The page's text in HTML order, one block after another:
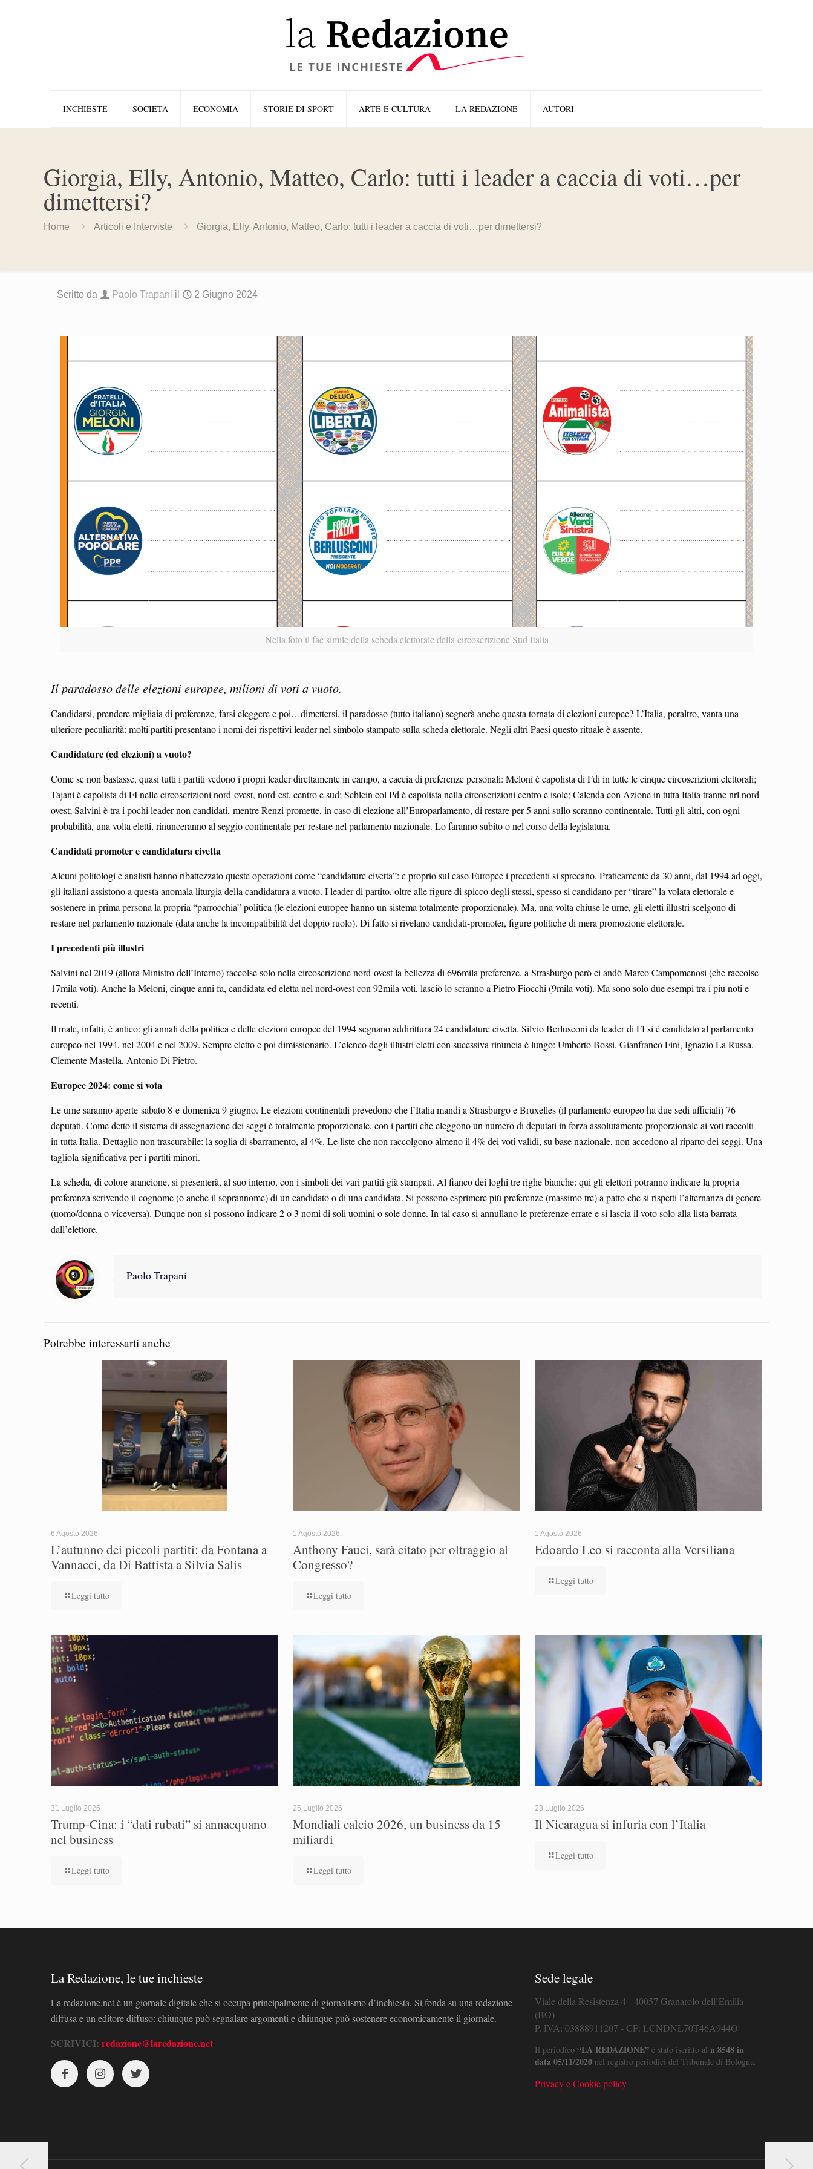
INCHIESTE SOCIETÀ ECONOMIA STORIE DI SPORT ARTE E CULTURA LA REDAZIONE AUTORI
Giorgia, Elly, Antonio, Matteo, Carlo: tutti i leader a caccia di voti…per
dimettersi?
Home Articoli e Interviste Giorgia, Elly, Antonio, Matteo, Carlo: tutti i leader a caccia di voti…per dimettersi?
Scritto da Paolo Trapani il 2 Giugno 2024
Nella foto il fac simile della scheda elettorale della circoscrizione Sud Italia
Il paradosso delle elezioni europee, milioni di voti a vuoto.
Candidarsi, prendere migliaia di preferenze, farsi eleggere e poi…dimettersi. il paradosso (tutto italiano) segnerà anche questa tornata di elezioni europee? L’Italia, peraltro, vanta una
ulteriore peculiarità: molti partiti presentano i nomi dei rispettivi leader nel simbolo stampato sulla scheda elettorale. Negli altri Paesi questo rituale è assente.
Candidature (ed elezioni) a vuoto?
Come se non bastasse, quasi tutti i partiti vedono i propri leader direttamente in campo, a caccia di preferenze personali: Meloni è capolista di Fdi in tutte le cinque circoscrizioni elettorali;
Tajani è capolista di FI nelle circoscrizioni nord-ovest, nord-est, centro e sud; Schlein col Pd è capolista nella circoscrizioni centro e isole; Calenda con Azione in tutta Italia tranne nrl nord-
ovest; Salvini è tra i pochi leader non candidati, mentre Renzi promette, in caso di elezione all’Europarlamento, di restare per 5 anni sullo scranno continentale. Tutti gli altri, con ogni
probabilità, una volta eletti, rinunceranno al seggio continentale per restare nel parlamento nazionale. Lo faranno subito o nel corso della legislatura.
Candidati promoter e candidatura civetta
Alcuni politologi e analisti hanno ribattezzato queste operazioni come “candidature civetta”: e proprio sul caso Europee i precedenti si sprecano. Praticamente da 30 anni, dal 1994 ad oggi,
gli italiani assistono a questa anomala liturgia della candidatura a vuoto. I leader di partito, oltre alle figure di spicco degli stessi, spesso si candidano per “tirare” la volata elettorale e
sostenere in prima persona la propria “parrocchia” politica (le elezioni europee hanno un sistema totalmente proporzionale). Ma, una volta chiuse le urne, gli eletti illustri scelgono di
restare nel parlamento nazionale (data anche la incompatibilità del doppio ruolo). Di fatto si rivelano candidati-promoter, figure politiche di mera promozione elettorale.
I precedenti più illustri
Salvini nel 2019 (allora Ministro dell’Interno) raccolse solo nella circoscrizione nord-ovest la bellezza di 696mila preferenze, a Strasburgo però ci andò Marco Campomenosi (che raccolse
17mila voti). Anche la Meloni, cinque anni fa, candidata ed eletta nel nord-ovest con 92mila voti, lasciò lo scranno a Pietro Fiocchi (9mila voti). Ma sono solo due esempi tra i piu noti e
recenti.
Il male, infatti, é antico: gli annali della politica e delle elezioni europee del 1994 segnano addirittura 24 candidature civetta. Silvio Berlusconi da leader di FI si é candidato al parlamento
europeo nel 1994, nel 2004 e nel 2009. Sempre eletto e poi dimissionario. L’elenco degli illustri eletti con sucessiva rinuncia è lungo: Umberto Bossi, Gianfranco Fini, Ignazio La Russa,
Clemente Mastella, Antonio Di Pietro.
Europee 2024: come si vota
Le urne saranno aperte sabato 8 e domenica 9 giugno. Le elezioni continentali prevedono che l’Italia mandi a Strasburgo e Bruxelles (il parlamento europeo ha due sedi ufficiali) 76
deputati. Come detto il sistema di assegnazione dei seggi è totalmente proporzionale, con i partiti che eleggono un numero di deputati in forza assolutamente proporzionale ai voti raccolti
in tutta Italia. Dettaglio non trascurabile: la soglia di sbarramento, al 4%. Le liste che non raccolgono almeno il 4% dei voti validi, su base nazionale, non accedono al riparto dei seggi. Una
tagliola significativa per i partiti minori.
La scheda, di colore arancione, si presenterà, al suo interno, con i simboli dei vari partiti già stampati. Al fianco dei loghi tre righe bianche: qui gli elettori potranno indicare la propria
preferenza scrivendo il cognome (o anche il soprannome) di un candidato o di una candidata. Si possono esprimere più preferenze (massimo tre) a patto che si rispetti l’alternanza di genere
(uomo/donna o viceversa). Dunque non si possono indicare 2 o 3 nomi di soli uomini o sole donne. In tal caso si annullano le preferenze errate e si lascia il voto solo alla lista barrata
dall’elettore.
Paolo Trapani
Potrebbe interessarti anche
6 Agosto 2026
L’autunno dei piccoli partiti: da Fontana a
Vannacci, da Di Battista a Silvia Salis
Leggi tutto
1 Agosto 2026
Anthony Fauci, sarà citato per oltraggio al
Congresso?
Leggi tutto
1 Agosto 2026
Edoardo Leo si racconta alla Versiliana
Leggi tutto
31 Luglio 2026
Trump-Cina: i “dati rubati” si annacquano
nel business
Leggi tutto
25 Luglio 2026
Mondiali calcio 2026, un business da 15
miliardi
Leggi tutto
23 Luglio 2026
Il Nicaragua si infuria con l’Italia
Leggi tutto
La Redazione, le tue inchieste
La redazione.net è un giornale digitale che si occupa principalmente di giornalismo d’inchiesta. Si fonda su una redazione
diffusa e un editore diffuso: chiunque può segnalare argomenti e chiunque può sostenere economicamente il giornale.
SCRIVICI: redazione@laredazione.net
Sede legale
Viale della Resistenza 4 - 40057 Granarolo dell’Emilia
(BO)
P. IVA: 03888911207 - CF: LCNDNL70T46A944O
Il periodico “LA REDAZIONE”è stato iscritto al n.8548 in
data 05/11/2020nel registro periodici del Tribunale di Bologna.
Privacy e Cookie policy